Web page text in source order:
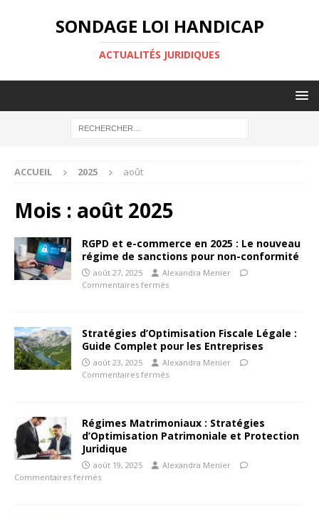
SONDAGE LOI HANDICAP
ACTUALITÉS JURIDIQUES
ACCUEIL 2025 août
Mois : août 2025
RGPD et e-commerce en 2025 : Le nouveau
régime de sanctions pour non-conformité
août 27, 2025
Alexandra Menier
Commentaires fermés
Stratégies d’Optimisation Fiscale Légale :
Guide Complet pour les Entreprises
août 23, 2025
Alexandra Menier
Commentaires fermés
Régimes Matrimoniaux : Stratégies
d’Optimisation Patrimoniale et Protection
Juridique
août 19, 2025
Alexandra Menier
Commentaires fermés